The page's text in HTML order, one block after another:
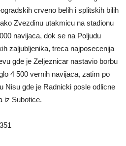
crveno belih i splitskih bilih
Zvezdinu utakmicu na stadionu
navijaca, dok se na Poljudu
zaljubljenika, treca najposecenija
gde je Zeljeznicar nastavio borbu
4 500 vernih navijaca, zatim po
Nisu gde je Radnicki posle odlicne
iz Subotice.